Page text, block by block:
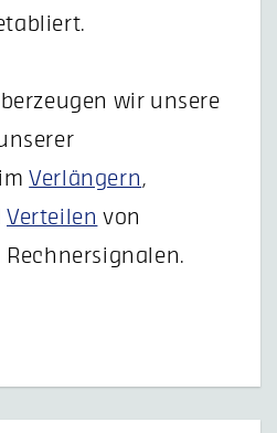
wir unsere
imVerlängern ,
Verteilen von